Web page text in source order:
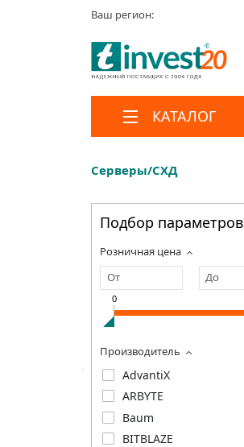
Ваш регион:
КАТАЛОГ
Серверы/СХД
Подбор параметров
Розничная цена
0
Производитель
AdvantiX
ARBYTE
Baum
BITBLAZE